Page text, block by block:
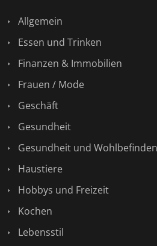
Allgemein
Essen und Trinken
Finanzen & Immobilien
Frauen / Mode
Geschäft
Gesundheit
Gesundheit und Wohlbefinden
Haustiere
Hobbys und Freizeit
Kochen
Lebensstil